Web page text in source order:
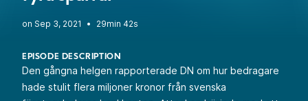
• 29min 42s
EPISODE DESCRIPTION
Den gångna helgen rapporterade DN om hur bedragare
hade stulit flera miljoner kronor från svenska